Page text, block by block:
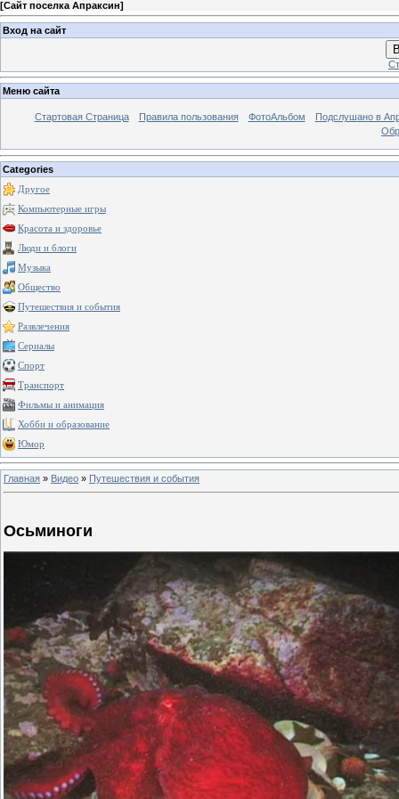
[Сайт поселка Апраксин]
Вход на сайт
Меню сайта
Стартовая Страница Правила пользования ФотоАльбом
Подслушано в
Categories
Другое
Компьютерные игры
Красота и здоровье
Люди и блоги
Музыка
Общество
Путешествия и события
Развлечения
Сериалы
Спорт
Транспорт
Фильмы и анимация
Хобби и образование
Юмор
Главная » Видео » Путешествия и события
Осьминоги